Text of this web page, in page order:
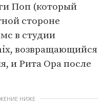
Поп (который
стороне
в студии
возвращающийся
и Рита Ора после
НИЖЕ